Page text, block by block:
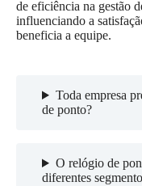
de eficiência na gestão
influenciando a
beneficia a equipe.
Toda empresa
de ponto?
O relógio de
diferentes